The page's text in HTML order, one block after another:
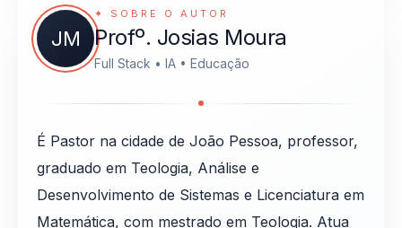
JM
✦ SOBRE O AUTOR
Profº. Josias Moura
Full Stack • IA • Educação
É Pastor na cidade de João Pessoa, professor,
graduado em Teologia, Análise e
Desenvolvimento de Sistemas e Licenciatura em
Matemática, com mestrado em Teologia. Atua